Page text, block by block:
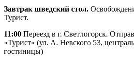
Завтрак шведский стол.
Турист.
11:00 Переезд в г. Светлогорск.
«Турист» (ул. А. Невского 53,
гостиницы)